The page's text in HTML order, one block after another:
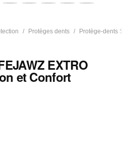
Protèges dents Protège-dents
EXTRO
et Confort